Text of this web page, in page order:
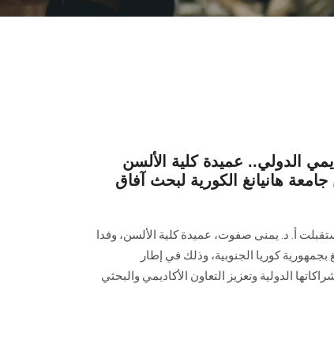
الدولي.. عميدة كلية الألسن
هانيانغ الكورية لبحث آفاق
أ. د. يمنى صفوت، عميدة كلية الألسن، وفدا
بجمهورية كوريا الجنوبية، وذلك في إطار
الدولية وتعزيز التعاون الأكاديمي والبحثي